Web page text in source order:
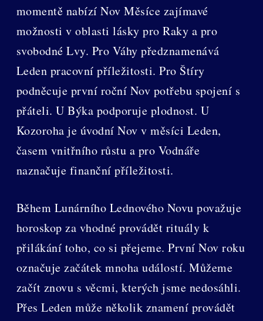
momentě nabízí Nov Měsíce zajímavé
možnosti v oblasti lásky pro Raky a pro
svobodné Lvy. Pro Váhy předznamenává
Leden pracovní příležitosti. Pro Štíry
podněcuje první roční Nov potřebu spojení s
přáteli. U Býka podporuje plodnost. U
Kozoroha je úvodní Nov v měsíci Leden,
časem vnitřního růstu a pro Vodnáře
naznačuje finanční příležitosti.
Během Lunárního Lednového Novu považuje
horoskop za vhodné provádět rituály k
přilákání toho, co si přejeme. První Nov roku
označuje začátek mnoha událostí. Můžeme
začít znovu s věcmi, kterých jsme nedosáhli.
Přes Leden může několik znamení provádět